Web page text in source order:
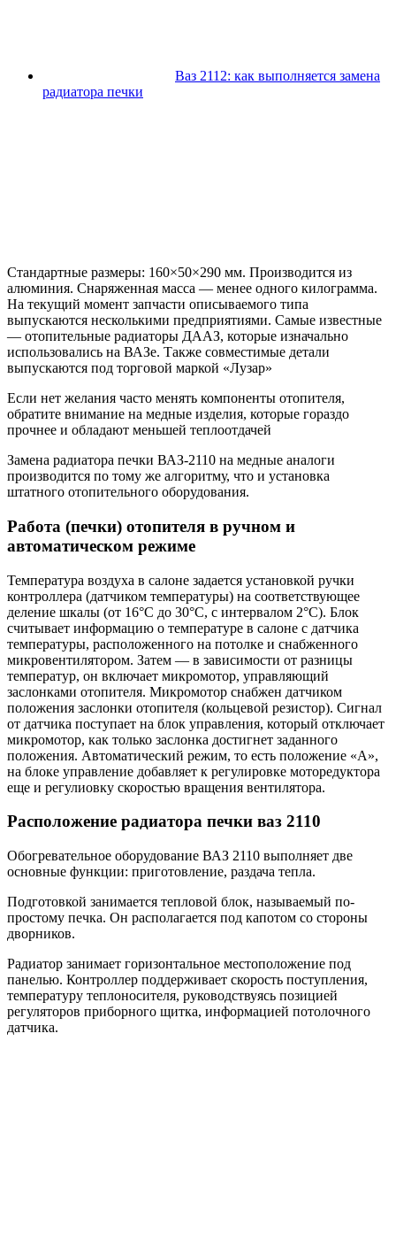
Ваз 2112: как выполняется замена
радиатора печки
Стандартные размеры: 160×50×290 мм. Производится из
алюминия. Снаряженная масса — менее одного килограмма.
На текущий момент запчасти описываемого типа
выпускаются несколькими предприятиями. Самые известные
— отопительные радиаторы ДААЗ, которые изначально
использовались на ВАЗе. Также совместимые детали
выпускаются под торговой маркой «Лузар»
Если нет желания часто менять компоненты отопителя,
обратите внимание на медные изделия, которые гораздо
прочнее и обладают меньшей теплоотдачей
Замена радиатора печки ВАЗ-2110 на медные аналоги
производится по тому же алгоритму, что и установка
штатного отопительного оборудования.
Работа (печки) отопителя в ручном и
автоматическом режиме
Температура воздуха в салоне задается установкой ручки
контроллера (датчиком температуры) на соответствующее
деление шкалы (от 16°С до 30°С, с интервалом 2°С). Блок
считывает информацию о температуре в салоне с датчика
температуры, расположенного на потолке и снабженного
микровентилятором. Затем — в зависимости от разницы
температур, он включает микромотор, управляющий
заслонками отопителя. Микромотор снабжен датчиком
положения заслонки отопителя (кольцевой резистор). Сигнал
от датчика поступает на блок управления, который отключает
микромотор, как только заслонка достигнет заданного
положения. Автоматический режим, то есть положение «А»,
на блоке управление добавляет к регулировке моторедуктора
еще и регулиовку скоростью вращения вентилятора.
Расположение радиатора печки ваз 2110
Обогревательное оборудование ВАЗ 2110 выполняет две
основные функции: приготовление, раздача тепла.
Подготовкой занимается тепловой блок, называемый по-
простому печка. Он располагается под капотом со стороны
дворников.
Радиатор занимает горизонтальное местоположение под
панелью. Контроллер поддерживает скорость поступления,
температуру теплоносителя, руководствуясь позицией
регуляторов приборного щитка, информацией потолочного
датчика.